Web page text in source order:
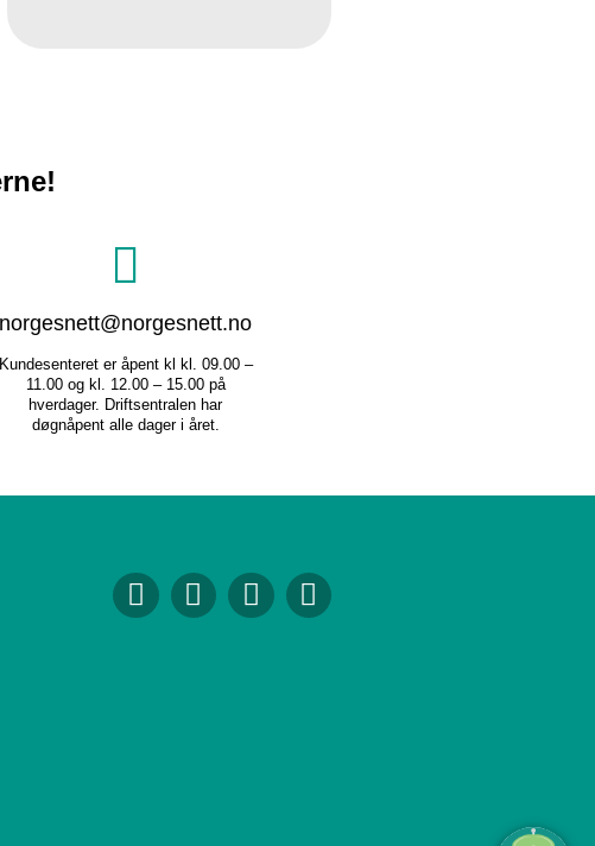
norgesnett@norgesnett.no
Kundesenteret er åpent kl kl. 09.00 –
11.00 og kl. 12.00 – 15.00 på
hverdager. Driftsentralen har
døgnåpent alle dager i året.